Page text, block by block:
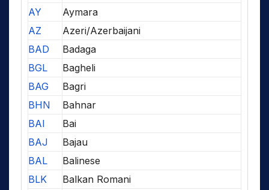
AY
Aymara
AZ
Azeri/Azerbaijani
BAD
Badaga
BGL
Bagheli
BAG
Bagri
BHN
Bahnar
BAI
Bai
BAJ
Bajau
BAL
Balinese
BLK
Balkan Romani